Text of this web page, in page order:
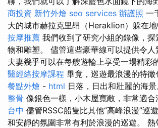
商投資 新竹外燴 seo services 辦護照 一
大的城市赫拉克里昂（Heraklion）躲在地
按摩推薦 我們收到了研究小組的錄像，
物和雕塑。 儘管這些豪華線可以提供令人
夫妻幾乎可以在每艘遊輪上享受一場精彩
醫經絡按摩課程 畢竟，巡遊最浪漫的特徵
餐點外燴 - html 日落，日出和壯麗的海景
整骨 像銀色一樣，小木屋寬敞，非常適合
台中 儘管RSSC船隻比其他“高峰浪漫”巡
和安靜的氛圍非常有利於浪漫的巡遊。 熱